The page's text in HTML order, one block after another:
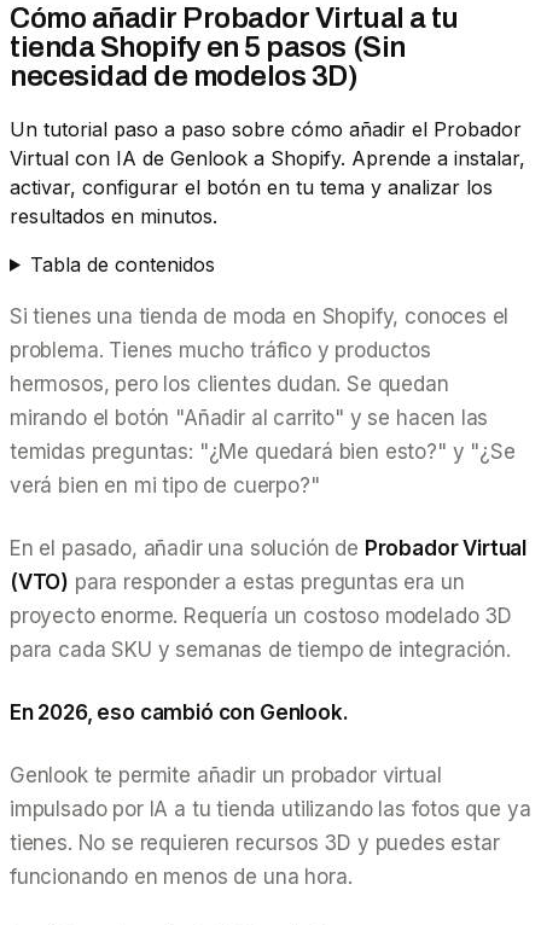
Cómo añadir Probador Virtual a tu
tienda Shopify en 5 pasos (Sin
necesidad de modelos 3D)
Un tutorial paso a paso sobre cómo añadir el Probador
Virtual con IA de Genlook a Shopify. Aprende a instalar,
activar, configurar el botón en tu tema y analizar los
resultados en minutos.
Tabla de contenidos
Si tienes una tienda de moda en Shopify, conoces el
problema. Tienes mucho tráfico y productos
hermosos, pero los clientes dudan. Se quedan
mirando el botón "Añadir al carrito" y se hacen las
temidas preguntas: "¿Me quedará bien esto?" y "¿Se
verá bien en mi tipo de cuerpo?"
En el pasado, añadir una solución de Probador Virtual
(VTO) para responder a estas preguntas era un
proyecto enorme. Requería un costoso modelado 3D
para cada SKU y semanas de tiempo de integración.
En 2026, eso cambió con Genlook.
Genlook te permite añadir un probador virtual
impulsado por IA a tu tienda utilizando las fotos que ya
tienes. No se requieren recursos 3D y puedes estar
funcionando en menos de una hora.